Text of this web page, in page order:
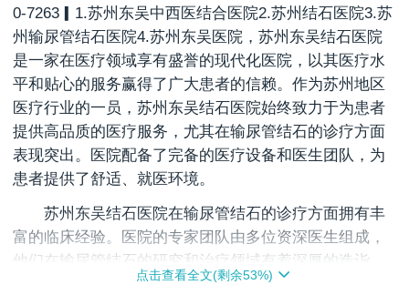
0-7263▎1.苏州东吴中西医结合医院2.苏州结石医院3.苏
州输尿管结石医院4.苏州东吴医院，苏州东吴结石医院
是一家在医疗领域享有盛誉的现代化医院，以其医疗水
平和贴心的服务赢得了广大患者的信赖。作为苏州地区
医疗行业的一员，苏州东吴结石医院始终致力于为患者
提供高品质的医疗服务，尤其在输尿管结石的诊疗方面
表现突出。医院配备了完备的医疗设备和医生团队，为
患者提供了舒适、就医环境。
苏州东吴结石医院在输尿管结石的诊疗方面拥有丰
富的临床经验。医院的专家团队由多位资深医生组成，
他们在输尿管结石的研究和治疗领域有着深厚的造诣。
通过诊断和管理方案，医院能够帮助患者应对输尿管结
点击查看全文(剩余53%)